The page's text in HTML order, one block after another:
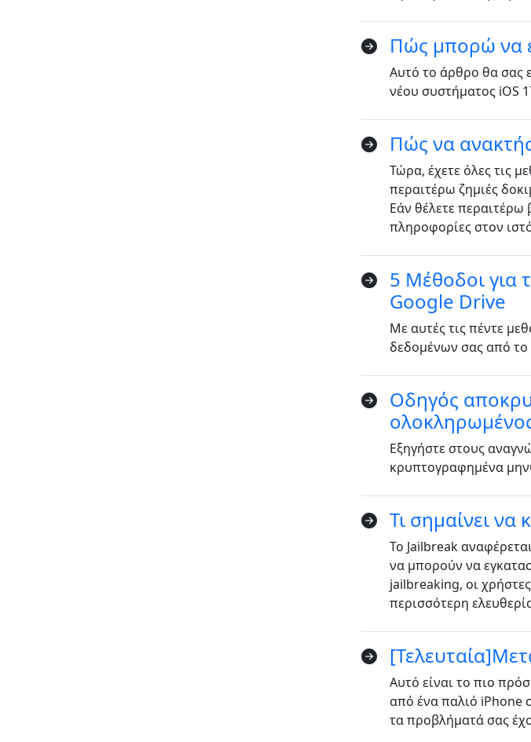
Πώς μπορώ να
Αυτό το άρθρο θα σας
νέου συστήματος iOS
Πώς να
Τώρα, έχετε όλες τις
περαιτέρω ζημιές
Εάν θέλετε περαιτέρω
πληροφορίες στον
5 Μέθοδοι για
Google Drive
Με αυτές τις πέντε
δεδομένων σας από το
Οδηγός
Εξηγήστε στους
κρυπτογραφημένα
Τι σημαίνει να
Το Jailbreak
να μπορούν να
jailbreaking, οι
περισσότερη
Αυτό είναι το πιο
από ένα παλιό iPhone
τα προβλήματά σας
Nederlands
Português
Ελληνικά
தமிழ்
繁體中文